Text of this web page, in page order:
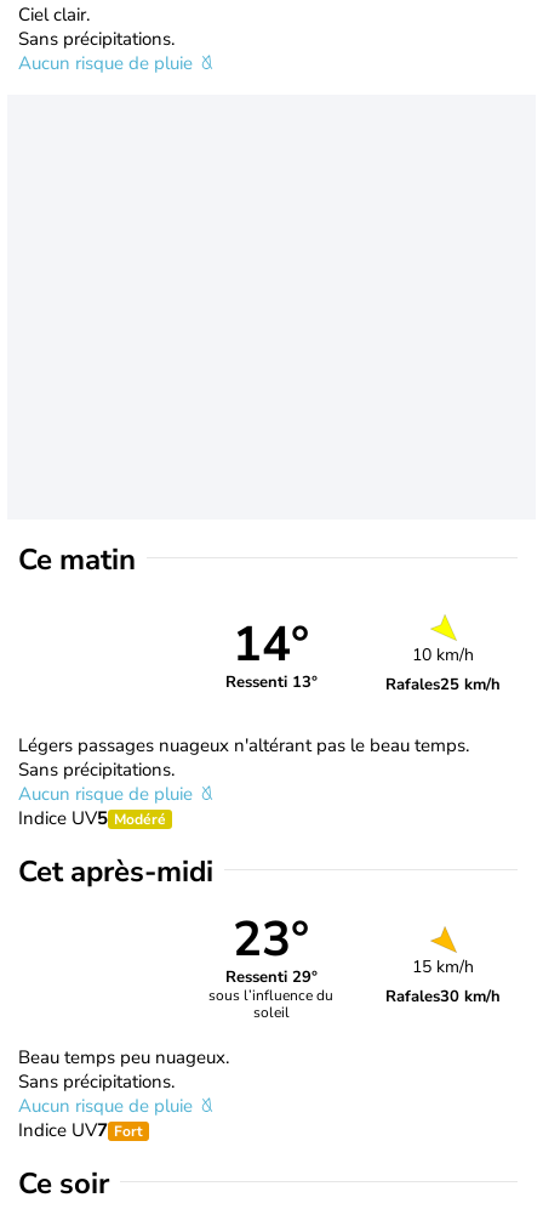
Ciel clair.
Sans précipitations.
Aucun risque de pluie
Ce matin
14°
Ressenti 13°
10 km/h
Rafales25 km/h
Légers passages nuageux n'altérant pas le beau temps.
Sans précipitations.
Aucun risque de pluie
Indice UV5 Modéré
Cet après-midi
23°
Ressenti 29°
sous l’influence du
soleil
15 km/h
Rafales30 km/h
Beau temps peu nuageux.
Sans précipitations.
Aucun risque de pluie
Indice UV7 Fort
Ce soir